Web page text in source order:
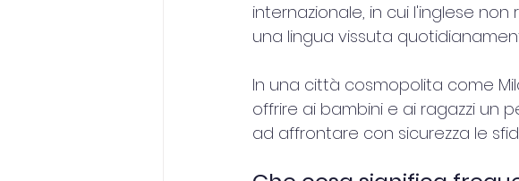
internazionale, in cui l'inglese
una lingua vissuta
In una città cosmopolita come
offrire ai bambini e ai ragazzi un
ad affrontare con sicurezza le